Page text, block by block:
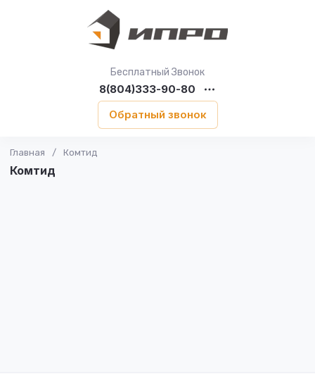
Бесплатный Звонок
8(804)333-90-80
Обратный звонок
Главная / Комтид
Комтид